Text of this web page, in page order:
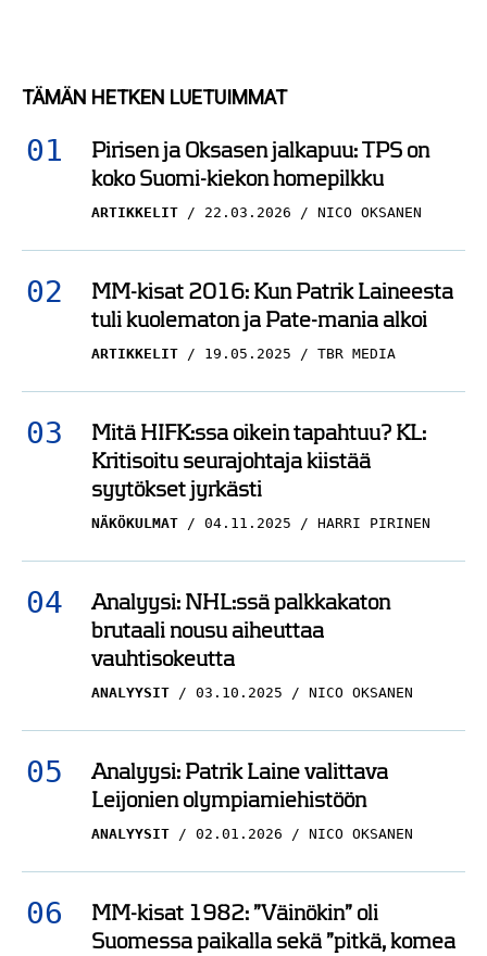
TÄMÄN HETKEN LUETUIMMAT
Pirisen ja Oksasen jalkapuu: TPS on
koko Suomi-kiekon homepilkku
ARTIKKELIT 22.03.2026 NICO OKSANEN
MM-kisat 2016: Kun Patrik Laineesta
tuli kuolematon ja Pate-mania alkoi
ARTIKKELIT 19.05.2025 TBR MEDIA
Mitä HIFK:ssa oikein tapahtuu? KL:
Kritisoitu seurajohtaja kiistää
syytökset jyrkästi
NÄKÖKULMAT 04.11.2025 HARRI PIRINEN
Analyysi: NHL:ssä palkkakaton
brutaali nousu aiheuttaa
vauhtisokeutta
ANALYYSIT 03.10.2025 NICO OKSANEN
Analyysi: Patrik Laine valittava
Leijonien olympiamiehistöön
ANALYYSIT 02.01.2026 NICO OKSANEN
MM-kisat 1982: ”Väinökin” oli
Suomessa paikalla sekä ”pitkä, komea